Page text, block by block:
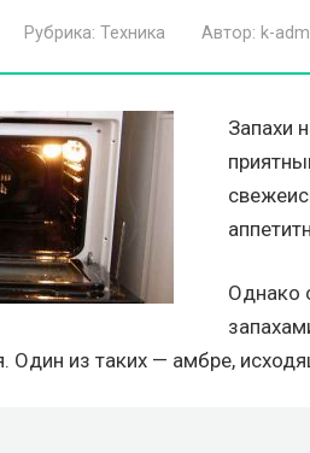
Рубрика: Техника Автор: k-
Запахи
Однако
Один из таких — амбре,